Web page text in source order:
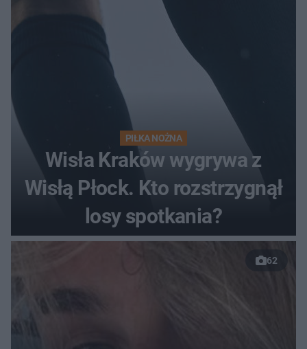
PIŁKA NOŻNA
Wisła Kraków wygrywa z
Wisłą Płock. Kto rozstrzygnął
losy spotkania?
62